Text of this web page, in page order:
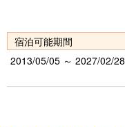
宿泊可能期間
2013/05/05 ～ 2027/02/28